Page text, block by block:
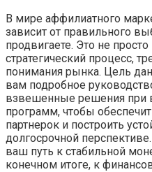
В мире аффилиатного
зависит от правильного
продвигаете. Это не
стратегический процесс,
понимания рынка. Цель
вам подробное
взвешенные решения при
программ, чтобы
партнерок и построить
долгосрочной
ваш путь к стабильной
конечном итоге, к